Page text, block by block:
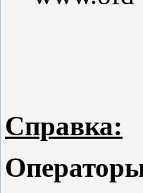
Справка: